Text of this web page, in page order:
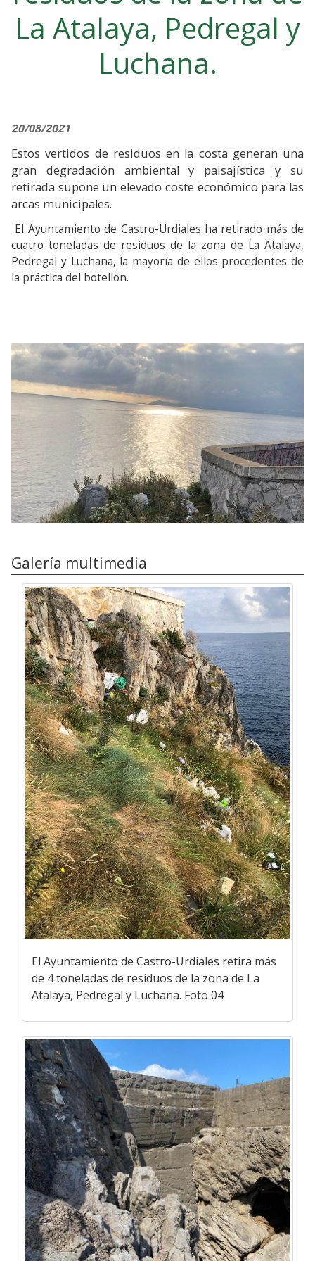
La Atalaya, Pedregal y
Luchana.
20/08/2021
Estos vertidos de residuos en la costa generan una
gran degradación ambiental y paisajística y su
retirada supone un elevado coste económico para las
arcas municipales.
El Ayuntamiento de Castro-Urdiales ha retirado más de
cuatro toneladas de residuos de la zona de La Atalaya,
Pedregal y Luchana, la mayoría de ellos procedentes de
la práctica del botellón.
Galería multimedia
El Ayuntamiento de Castro-Urdiales retira más
de 4 toneladas de residuos de la zona de La
Atalaya, Pedregal y Luchana. Foto 04